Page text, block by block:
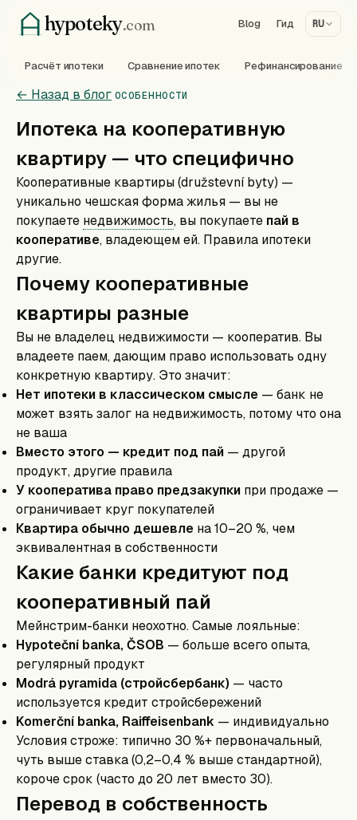
hypoteky.com Blog Гид RU
Расчёт ипотеки Сравнение ипотек Рефинансирование
← Назад в блог ОСОБЕННОСТИ
Ипотека на кооперативную
квартиру — что специфично
Кооперативные квартиры (družstevní byty) —
уникально чешская форма жилья — вы не
покупаете недвижимость, вы покупаете пай в
кооперативе, владеющем ей. Правила ипотеки
другие.
Почему кооперативные
квартиры разные
Вы не владелец недвижимости — кооператив. Вы
владеете паем, дающим право использовать одну
конкретную квартиру. Это значит:
Нет ипотеки в классическом смысле — банк не
может взять залог на недвижимость, потому что она
не ваша
Вместо этого — кредит под пай — другой
продукт, другие правила
У кооператива право предзакупки при продаже —
ограничивает круг покупателей
Квартира обычно дешевле на 10–20 %, чем
эквивалентная в собственности
Какие банки кредитуют под
кооперативный пай
Мейнстрим-банки неохотно. Самые лояльные:
Hypoteční banka, ČSOB — больше всего опыта,
регулярный продукт
Modrá pyramida (стройсбербанк) — часто
используется кредит стройсбережений
Komerční banka, Raiffeisenbank — индивидуально
Условия строже: типично 30 %+ первоначальный,
чуть выше ставка (0,2–0,4 % выше стандартной),
короче срок (часто до 20 лет вместо 30).
Перевод в собственность